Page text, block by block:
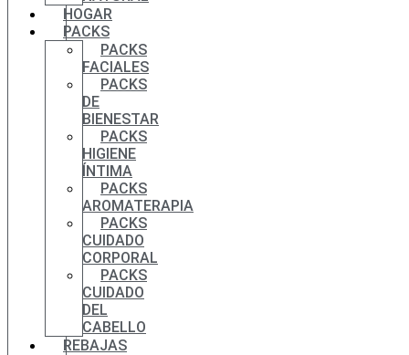
HOGAR
PACKS
PACKS
FACIALES
PACKS
DE
BIENESTAR
PACKS
HIGIENE
ÍNTIMA
PACKS
AROMATERAPIA
PACKS
CUIDADO
CORPORAL
PACKS
CUIDADO
DEL
CABELLO
REBAJAS